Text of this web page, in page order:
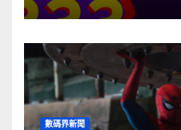
數碼界新聞